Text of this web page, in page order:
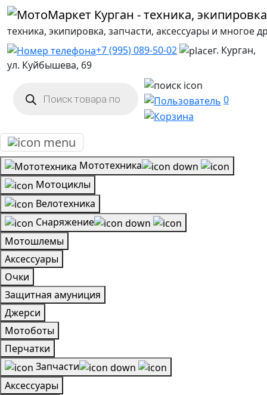
техника, экипировка, запчасти, аксессуары и многое
+7 (995) 089-50-02
г. Курган,
ул. Куйбышева, 69
товаров 0
Мототехника
Мотоциклы
Велотехника
Снаряжение
Мотошлемы
Аксессуары
Очки
Защитная амуниция
Джерси
Мотоботы
Перчатки
Запчасти
Аксессуары